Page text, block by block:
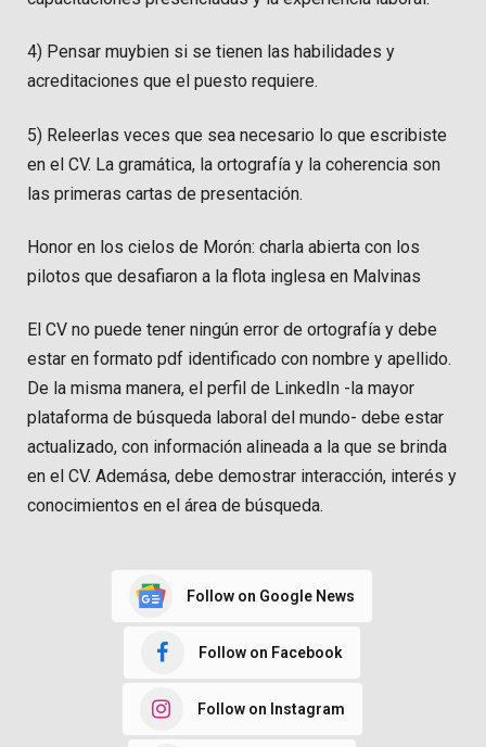
4) Pensar muybien si se tienen las habilidades y
acreditaciones que el puesto requiere.
5) Releerlas veces que sea necesario lo que escribiste
en el CV. La gramática, la ortografía y la coherencia son
las primeras cartas de presentación.
Honor en los cielos de Morón: charla abierta con los
pilotos que desafiaron a la flota inglesa en Malvinas
El CV no puede tener ningún error de ortografía y debe
estar en formato pdf identificado con nombre y apellido.
De la misma manera, el perfil de LinkedIn -la mayor
plataforma de búsqueda laboral del mundo- debe estar
actualizado, con información alineada a la que se brinda
en el CV. Ademása, debe demostrar interacción, interés y
conocimientos en el área de búsqueda.
Follow on Google News
Follow on Facebook
Follow on Instagram